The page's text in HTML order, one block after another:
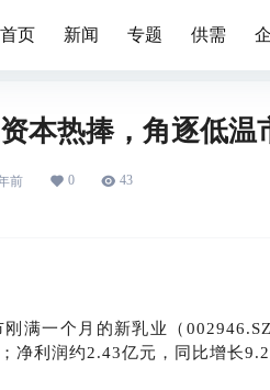
首页 新闻 专题 供需
本热捧，角逐低温
前 0 43
刚满一个月的新乳业（
净利润约2.43亿元，同比增长